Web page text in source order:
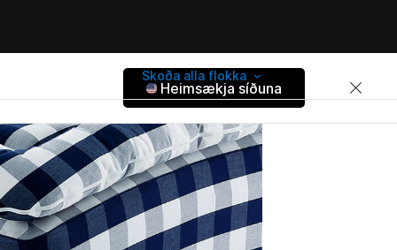
Skoða alla flokka
Heimsækja síðuna